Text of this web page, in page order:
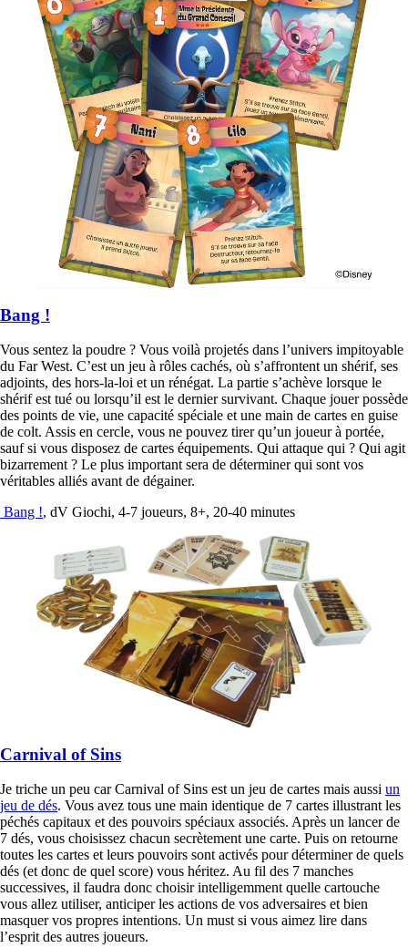
Bang !
Vous sentez la poudre ? Vous voilà projetés dans l’univers impitoyable
du Far West. C’est un jeu à rôles cachés, où s’affrontent un shérif, ses
adjoints, des hors-la-loi et un rénégat. La partie s’achève lorsque le
shérif est tué ou lorsqu’il est le dernier survivant. Chaque jouer possède
des points de vie, une capacité spéciale et une main de cartes en guise
de colt. Assis en cercle, vous ne pouvez tirer qu’un joueur à portée,
sauf si vous disposez de cartes équipements. Qui attaque qui ? Qui agit
bizarrement ? Le plus important sera de déterminer qui sont vos
véritables alliés avant de dégainer.
Bang !, dV Giochi, 4-7 joueurs, 8+, 20-40 minutes
Carnival of Sins
Je triche un peu car Carnival of Sins est un jeu de cartes mais aussi un
jeu de dés. Vous avez tous une main identique de 7 cartes illustrant les
péchés capitaux et des pouvoirs spéciaux associés. Après un lancer de
7 dés, vous choisissez chacun secrètement une carte. Puis on retourne
toutes les cartes et leurs pouvoirs sont activés pour déterminer de quels
dés (et donc de quel score) vous héritez. Au fil des 7 manches
successives, il faudra donc choisir intelligemment quelle cartouche
vous allez utiliser, anticiper les actions de vos adversaires et bien
masquer vos propres intentions. Un must si vous aimez lire dans
l’esprit des autres joueurs.